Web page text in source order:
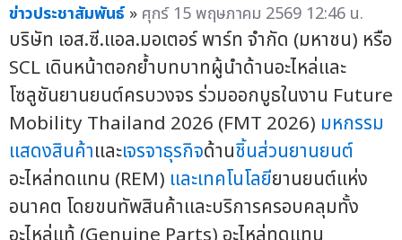
ข่าวประชาสัมพันธ์ » ศุกร์ 15 พฤษภาคม 2569 12:46 น.
บริษัท เอส.ซี.แอล.มอเตอร์ พาร์ท จำกัด (มหาชน) หรือ
SCL เดินหน้าตอกย้ำบทบาทผู้นำด้านอะไหล่และ
โซลูชันยานยนต์ครบวงจร ร่วมออกบูธในงาน Future
Mobility Thailand 2026 (FMT 2026) มหกรรม
แสดงสินค้าและเจรจาธุรกิจด้านชิ้นส่วนยานยนต์
อะไหล่ทดแทน (REM) และเทคโนโลยียานยนต์แห่ง
อนาคต โดยขนทัพสินค้าและบริการครอบคลุมทั้ง